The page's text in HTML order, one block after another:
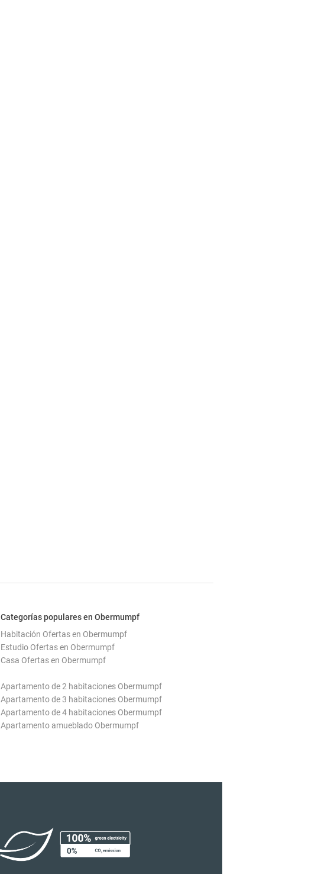
Categorías populares en Obermumpf
Habitación Ofertas en Obermumpf
Estudio Ofertas en Obermumpf
Casa Ofertas en Obermumpf
Apartamento de 2 habitaciones Obermumpf
Apartamento de 3 habitaciones Obermumpf
Apartamento de 4 habitaciones Obermumpf
Apartamento amueblado Obermumpf